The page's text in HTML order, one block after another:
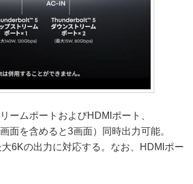
ムポートおよびHDMIポート、
面を含めると3画面）同時出力可能。
6Kの出力に対応する。なお、HDMIポー